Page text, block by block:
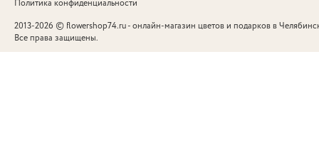
Политика конфиденциальности
2013-2026 © flowershop74.ru - онлайн-магазин цветов и подарков в
Все права защищены.